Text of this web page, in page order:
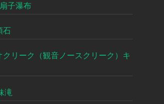
子瀑布
石
リーク（観音ノースクリーク）キ
滝